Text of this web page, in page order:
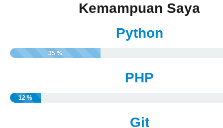
Kemampuan Saya
Python
35 %
PHP
12 %
Git